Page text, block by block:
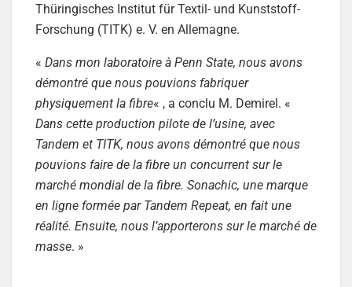
Thüringisches Institut für Textil- und Kunststoff-
Forschung (TITK) e. V. en Allemagne.
« Dans mon laboratoire à Penn State, nous avons
démontré que nous pouvions fabriquer
physiquement la fibre« , a conclu M. Demirel. «
Dans cette production pilote de l’usine, avec
Tandem et TITK, nous avons démontré que nous
pouvions faire de la fibre un concurrent sur le
marché mondial de la fibre. Sonachic, une marque
en ligne formée par Tandem Repeat, en fait une
réalité. Ensuite, nous l’apporterons sur le marché de
masse. »